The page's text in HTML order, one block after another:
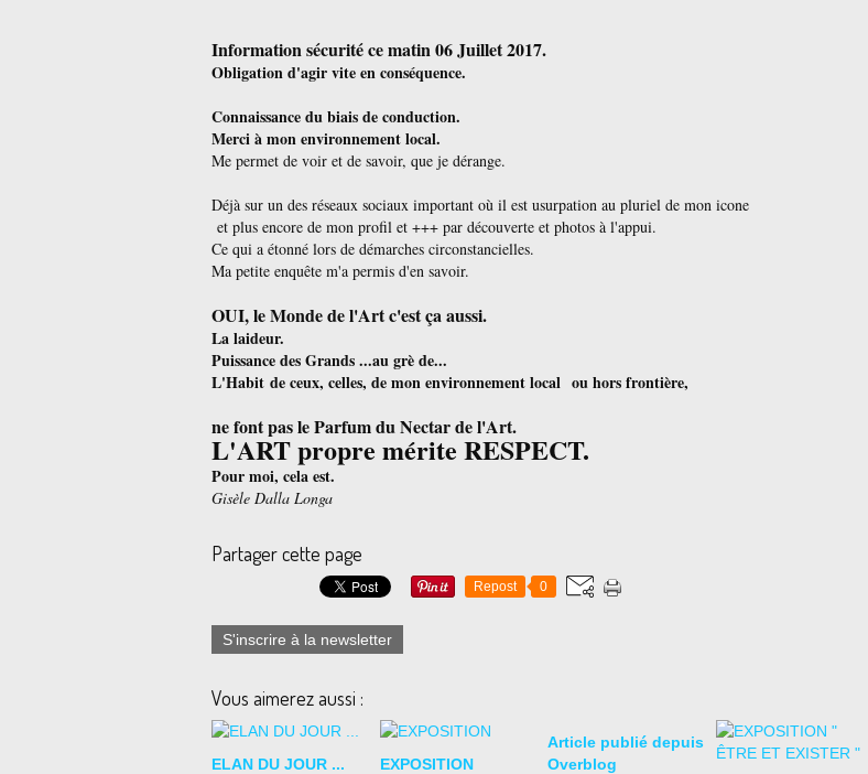
Information sécurité ce matin 06 Juillet 2017.
Obligation d'agir vite en conséquence.
Connaissance du biais de conduction.
Merci à mon environnement local.
Me permet de voir et de savoir, que je dérange.
Déjà sur un des réseaux sociaux important où il est usurpation au pluriel de mon icone
et plus encore de mon profil et +++ par découverte et photos à l'appui.
Ce qui a étonné lors de démarches circonstancielles.
Ma petite enquête m'a permis d'en savoir.
OUI, le Monde de l'Art c'est ça aussi.
La laideur.
Puissance des Grands ...au grè de...
L'Habit de ceux, celles, de mon environnement local ou hors frontière,
ne font pas le Parfum du Nectar de l'Art.
L'ART propre mérite RESPECT.
Pour moi, cela est.
Gisèle Dalla Longa
Partager cette page
Repost 0
S'inscrire à la newsletter
Vous aimerez aussi :
ELAN DU JOUR ... EXPOSITION
Article publié depuis
Overblog